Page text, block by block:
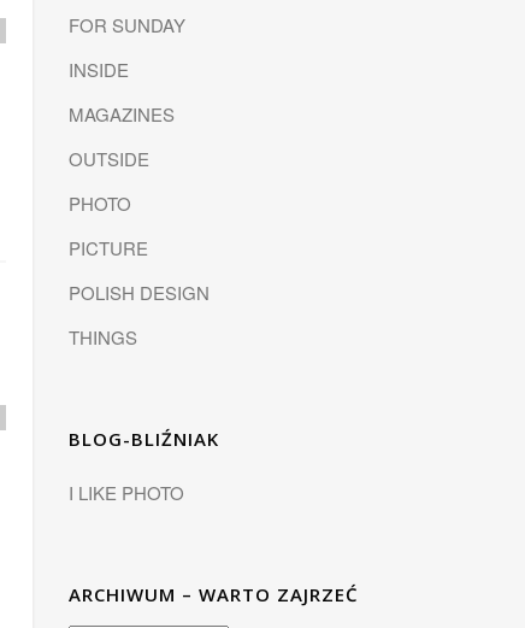
FOR SUNDAY
INSIDE
MAGAZINES
OUTSIDE
PHOTO
PICTURE
POLISH DESIGN
THINGS
BLOG-BLIŹNIAK
I LIKE PHOTO
ARCHIWUM – WARTO ZAJRZEĆ